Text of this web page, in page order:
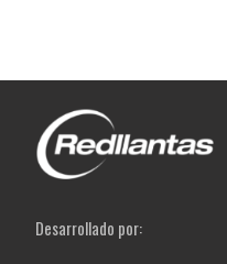
Desarrollado por: